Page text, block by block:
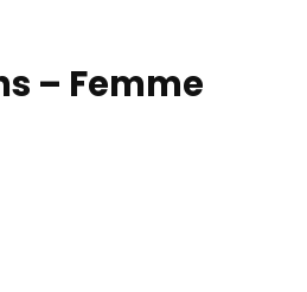
– Femme